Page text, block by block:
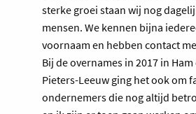
sterke groei staan wij nog
mensen. We kennen bijna
voornaam en hebben contact
Bij de overnames in 2017 in
Pieters-Leeuw ging het ook om
ondernemers die nog altijd